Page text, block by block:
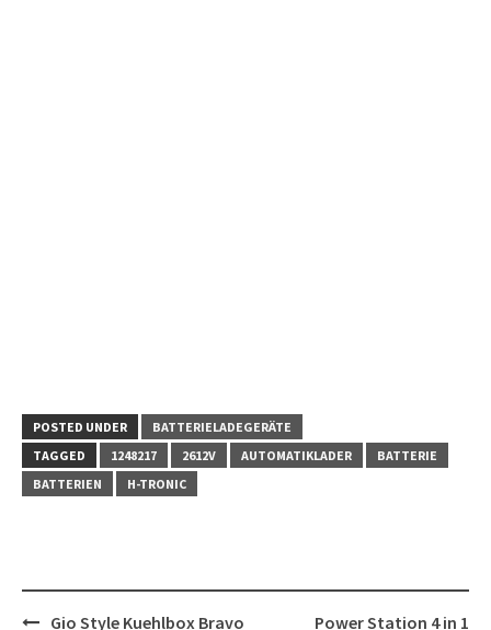
POSTED UNDER
BATTERIELADEGERÄTE
TAGGED
1248217 2612V AUTOMATIKLADER
BATTERIE
BATTERIEN
H-TRONIC
PostGio Style Kuehlbox Bravo Power Station 4 in 1